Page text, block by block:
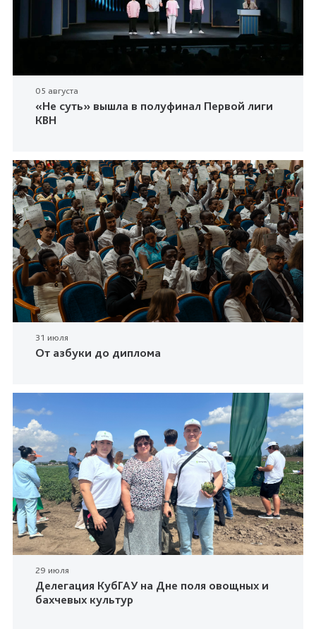
05 августа
«Не суть» вышла в полуфинал Первой лиги
КВН
31 июля
От азбуки до диплома
29 июля
Делегация КубГАУ на Дне поля овощных и
бахчевых культур